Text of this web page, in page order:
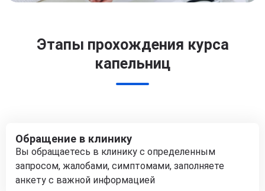
Этапы прохождения курса
капельниц
Обращение в клинику
Вы обращаетесь в клинику с определенным
запросом, жалобами, симптомами, заполняете
анкету с важной информацией